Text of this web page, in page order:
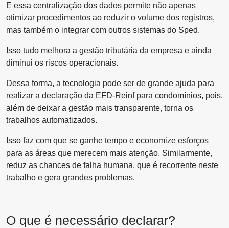
E essa centralização dos dados permite não apenas
otimizar procedimentos ao reduzir o volume dos registros,
mas também o integrar com outros sistemas do Sped.
Isso tudo melhora a gestão tributária da empresa e ainda
diminui os riscos operacionais.
Dessa forma, a tecnologia pode ser de grande ajuda para
realizar a declaração da EFD-Reinf para condomínios, pois,
além de deixar a gestão mais transparente, torna os
trabalhos automatizados.
Isso faz com que se ganhe tempo e economize esforços
para as áreas que merecem mais atenção. Similarmente,
reduz as chances de falha humana, que é recorrente neste
trabalho e gera grandes problemas.
O que é necessário declarar?